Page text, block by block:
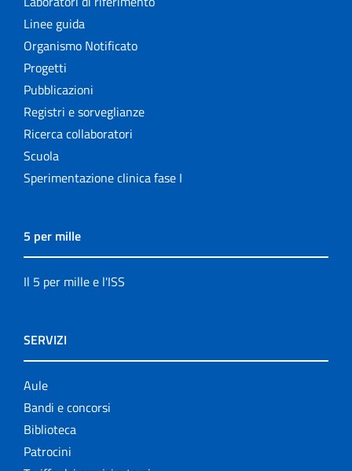
Linee guida
Organismo Notificato
Progetti
Pubblicazioni
Registri e sorveglianze
Ricerca collaboratori
Scuola
Sperimentazione clinica fase I
5 per mille
Il 5 per mille e l'ISS
SERVIZI
Aule
Bandi e concorsi
Biblioteca
Patrocini